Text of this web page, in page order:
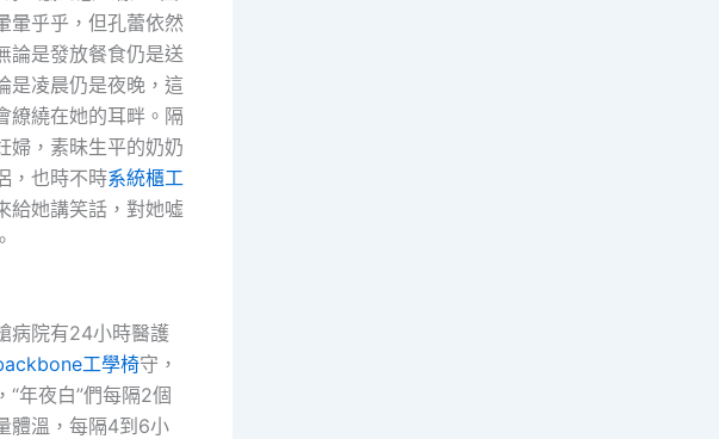
暈乎乎，但孔蕾依然
論是發放餐食仍是送
是凌晨仍是夜晚，這
繚繞在她的耳畔。隔
婦，素昧生平的奶奶
，也時不時系統櫃工
給她講笑話，對她噓
院有24小時醫護
工學椅守，
“年夜白”們每隔2個
體溫，每隔4到6小